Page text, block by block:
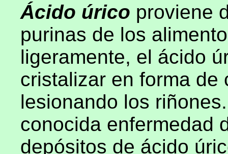
Ácido úrico proviene
purinas de los
ligeramente, el ácido
cristalizar en forma de
lesionando los
conocida enfermedad
depósitos de ácido